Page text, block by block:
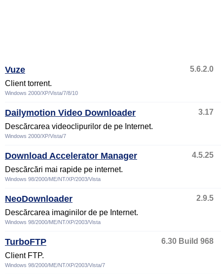
Vuze
5.6.2.0
Client torrent.
Windows 2000/XP/Vista/7/8/10
Dailymotion Video Downloader
3.17
Descărcarea videoclipurilor de pe Internet.
Windows 2000/XP/Vista/7
Download Accelerator Manager
4.5.25
Descărcări mai rapide pe internet.
Windows 98/2000/ME/NT/XP/2003/Vista
NeoDownloader
2.9.5
Descărcarea imaginilor de pe Internet.
Windows 98/2000/ME/NT/XP/2003/Vista
TurboFTP
6.30 Build 968
Client FTP.
Windows 98/2000/ME/NT/XP/2003/Vista/7